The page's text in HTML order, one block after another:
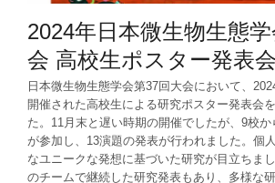
2024年日本微生物生態
会 高校生ポスター発表
日本微生物生態学会第37回大会において、
開催された高校生による研究ポスター発表会
た。11月末と遅い時期の開催でしたが、9校か
が参加し、13演題の発表が行われました。個
なユニークな発想に基づいた研究が目立ちま
のチームで継続した研究発表もあり、多様な